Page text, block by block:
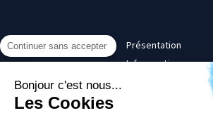
Présentation
Infos pratiques
©2017 Thatyana Pitavy - Psychanalyste,
Continuer sans accepter
Bonjour c'est nous...
Les Cookies